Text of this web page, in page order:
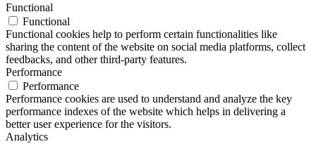
Functional
Functional
Functional cookies help to perform certain functionalities like
sharing the content of the website on social media platforms, collect
feedbacks, and other third-party features.
Performance
Performance
Performance cookies are used to understand and analyze the key
performance indexes of the website which helps in delivering a
better user experience for the visitors.
Analytics